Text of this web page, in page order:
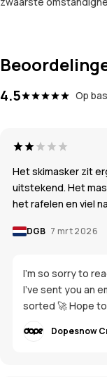
4.5 Op
Het skimasker zit
uitstekend. Het
het rafelen en viel
DGB 7 mrt 2026
I'm so sorry to
I've sent you an
sorted 🚀 Hope
Dopesnow